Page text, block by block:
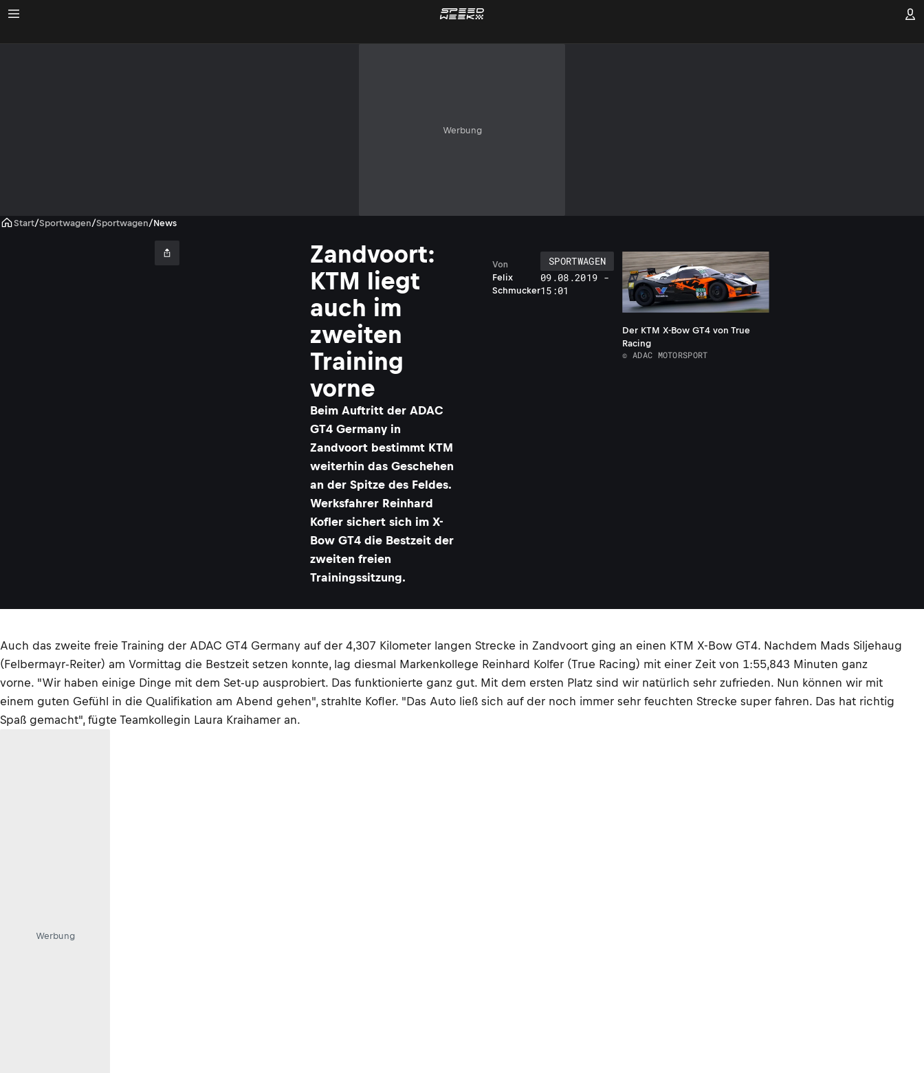
Werbung
Start/Sportwagen/Sportwagen/News
Zandvoort:
KTM liegt
auch im
zweiten
Training
vorne
Beim Auftritt der ADAC
GT4 Germany in
Zandvoort bestimmt KTM
weiterhin das Geschehen
an der Spitze des Feldes.
Werksfahrer Reinhard
Kofler sichert sich im X-
Bow GT4 die Bestzeit der
zweiten freien
Trainingssitzung.
Felix
Schmucker
Von
SPORTWAGEN
09.08.2019 -
15:01
Der KTM X-Bow GT4 von True
Racing
© ADAC MOTORSPORT
Auch das zweite freie Training der ADAC GT4 Germany auf der 4,307 Kilometer langen Strecke in Zandvoort ging an einen KTM X-Bow GT4. Nachdem Mads Siljehaug
(Felbermayr-Reiter) am Vormittag die Bestzeit setzen konnte, lag diesmal Markenkollege Reinhard Kolfer (True Racing) mit einer Zeit von 1:55,843 Minuten ganz
vorne. "Wir haben einige Dinge mit dem Set-up ausprobiert. Das funktionierte ganz gut. Mit dem ersten Platz sind wir natürlich sehr zufrieden. Nun können wir mit
einem guten Gefühl in die Qualifikation am Abend gehen", strahlte Kofler. "Das Auto ließ sich auf der noch immer sehr feuchten Strecke super fahren. Das hat richtig
Spaß gemacht", fügte Teamkollegin Laura Kraihamer an.
Werbung